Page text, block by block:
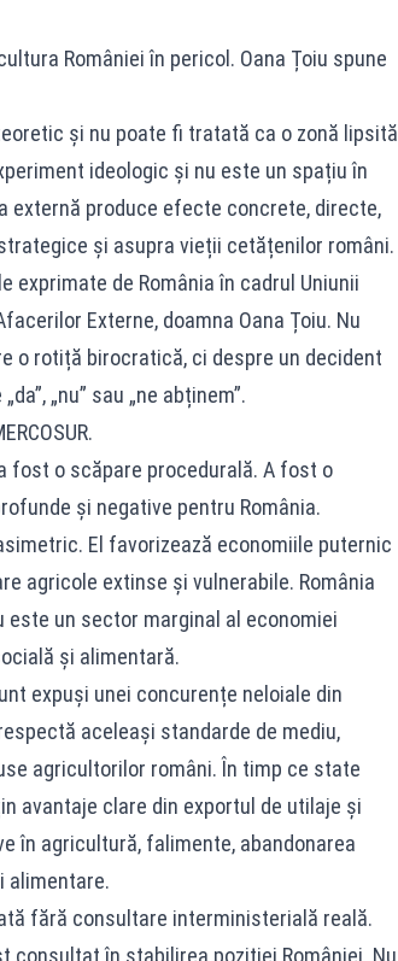
României în pericol. Oana Țoiu spune
și nu poate fi tratată ca o zonă lipsită
ideologic și nu este un spațiu în
produce efecte concrete, directe,
și asupra vieții cetățenilor români.
de România în cadrul Uniunii
Externe, doamna Oana Țoiu. Nu
o rotiță birocratică, ci despre un decident
„nu” sau „ne abținem”.
fost o scăpare procedurală. A fost o
și negative pentru România.
El favorizează economiile puternic
agricole extinse și vulnerabile. România
un sector marginal al economiei
și alimentară.
expuși unei concurențe neloiale din
aceleași standarde de mediu,
agricultorilor români. În timp ce state
avantaje clare din exportul de utilaje și
în agricultură, falimente, abandonarea
alimentare.
fără consultare interministerială reală.
în stabilirea poziției României. Nu